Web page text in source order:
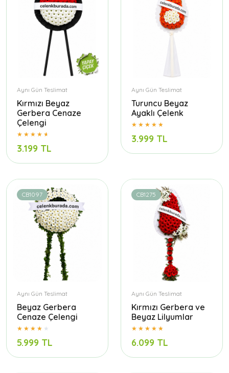
Aynı Gün Teslimat
Kırmızı Beyaz
Gerbera Cenaze
Çelengi
3.199 TL
Aynı Gün Teslimat
Turuncu Beyaz
Ayaklı Çelenk
3.999 TL
CB1097
Aynı Gün Teslimat
Beyaz Gerbera
Cenaze Çelengi
5.999 TL
CB1275
Aynı Gün Teslimat
Kırmızı Gerbera ve
Beyaz Lilyumlar
6.099 TL